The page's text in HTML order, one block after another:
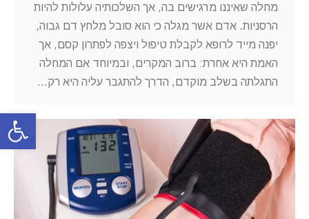
מחלה שאיננו מרגישים בה, אך השלכותיה עלולות להיות
הרסניות. אדם אשר מגלה כי הוא סובל מלחץ דם גבוה,
יפנה מייד לרופא לקבלת טיפול ויצפה לפתרון קסם, אך
האמת היא אחרת: ברוב המקרים, ובמיוחד אם המחלה
התגלתה בשלב מוקדם, הדרך להתגבר עליה היא רק…
פתח